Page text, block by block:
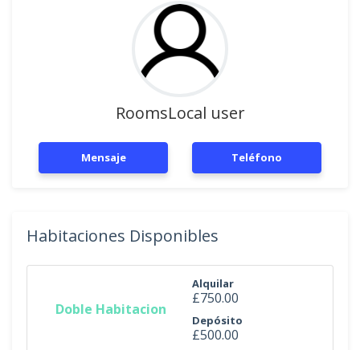
RoomsLocal user
Mensaje Teléfono
Habitaciones Disponibles
Doble Habitacion
Alquilar
£750.00
Depósito
£500.00